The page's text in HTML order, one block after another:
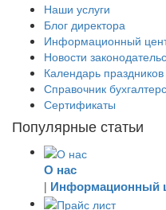
Наши услуги
Блог директора
Информационный
Новости
Календарь праздников
Справочник
Сертификаты
Популярные статьи
О нас
| Информационный